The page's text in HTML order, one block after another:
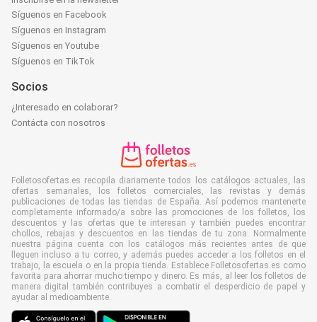
Síguenos en Facebook
Síguenos en Instagram
Síguenos en Youtube
Síguenos en TikTok
Socios
¿Interesado en colaborar?
Contácta con nosotros
Folletosofertas.es recopila diariamente todos los catálogos actuales, las
ofertas semanales, los folletos comerciales, las revistas y demás
publicaciones de todas las tiendas de España. Así podemos mantenerte
completamente informado/a sobre las promociones de los folletos, los
descuentos y las ofertas que te interesan y también puedes encontrar
chollos, rebajas y descuentos en las tiendas de tu zona. Normalmente
nuestra página cuenta con los catálogos más recientes antes de que
lleguen incluso a tu correo, y además puedes acceder a los folletos en el
trabajo, la escuela o en la propia tienda. Establece Folletosofertas.es como
favorita para ahorrar mucho tiempo y dinero. Es más, al leer los folletos de
manera digital también contribuyes a combatir el desperdicio de papel y
ayudar al medioambiente.